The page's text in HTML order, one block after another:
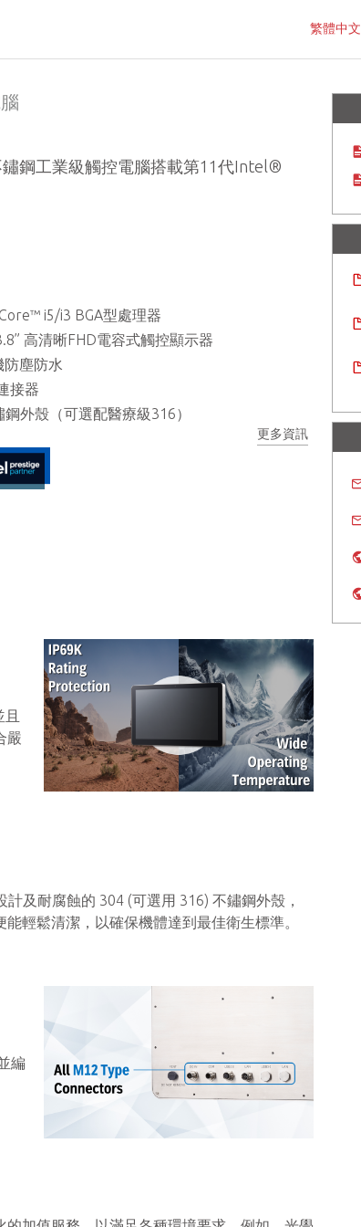
繁體中文
鏽鋼工業級觸控電腦搭載第11代Intel®
i5/i3 BGA型處理器
高清晰FHD電容式觸控顯示器
防塵防水
接器
外殼（可選配醫療級316）
更多資訊
嚴
及耐腐蝕的 304 (可選用 316) 不鏽鋼外殼，
輕鬆清潔，以確保機體達到最佳衛生標準。
編